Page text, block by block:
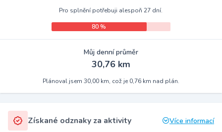
Pro splnění potřebuji alespoň 27 dní.
80 %
Můj denní průměr
30,76 km
Plánoval jsem 30,00 km, což je 0,76 km nad plán.
Získané odznaky za aktivity Více informací